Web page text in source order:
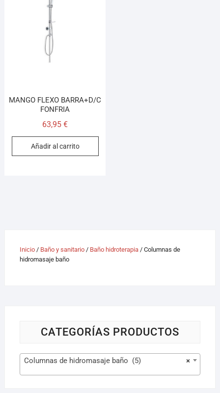
MANGO FLEXO BARRA+D/C
FONFRIA
63,95€
Añadir al carrito
Inicio/ Baño y sanitario/ Baño hidroterapia/ Columnas de
hidromasaje baño
CATEGORÍAS PRODUCTOS
×
Columnas de hidromasaje baño (5)